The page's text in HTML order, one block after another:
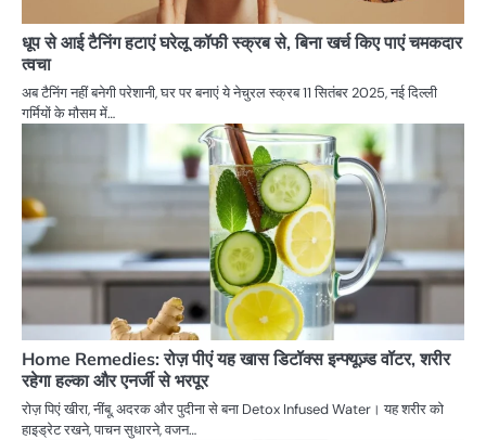
धूप से आई टैनिंग हटाएं घरेलू कॉफी स्क्रब से, बिना खर्च किए पाएं चमकदार
त्वचा
अब टैनिंग नहीं बनेगी परेशानी, घर पर बनाएं ये नेचुरल स्क्रब 11 सितंबर 2025, नई दिल्ली
गर्मियों के मौसम में…
Home Remedies: रोज़ पीएं यह खास डिटॉक्स इन्फ्यूज़्ड वॉटर, शरीर
रहेगा हल्का और एनर्जी से भरपूर
रोज़ पिएं खीरा, नींबू, अदरक और पुदीना से बना Detox Infused Water। यह शरीर को
हाइड्रेट रखने, पाचन सुधारने, वजन…